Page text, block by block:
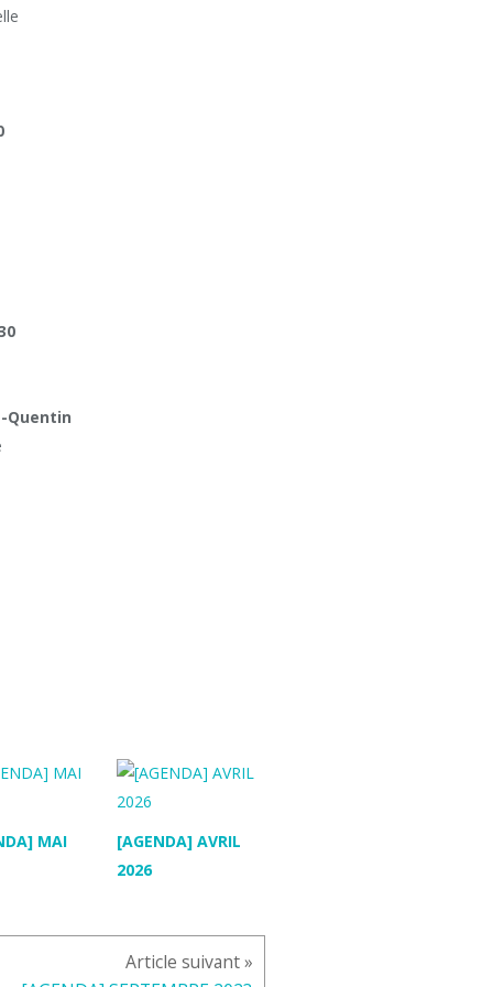
Quentin
MAI
[AGENDA] AVRIL
2026
Article suivant »